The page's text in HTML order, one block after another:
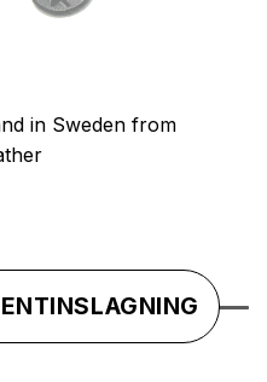
in Sweden from